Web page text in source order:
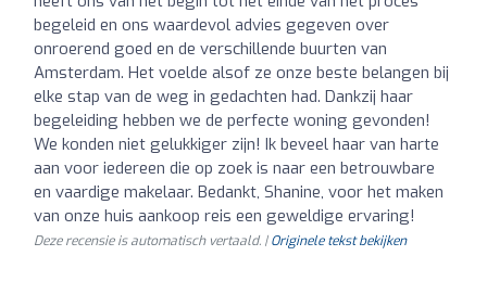
begeleid en ons waardevol advies gegeven over
onroerend goed en de verschillende buurten van
Amsterdam. Het voelde alsof ze onze beste belangen bij
elke stap van de weg in gedachten had. Dankzij haar
begeleiding hebben we de perfecte woning gevonden!
We konden niet gelukkiger zijn! Ik beveel haar van harte
aan voor iedereen die op zoek is naar een betrouwbare
en vaardige makelaar. Bedankt, Shanine, voor het maken
van onze huis aankoop reis een geweldige ervaring!
Deze recensie is automatisch vertaald. |Originele tekst bekijken